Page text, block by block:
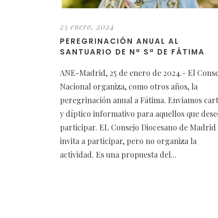
25 enero, 2024
PEREGRINACIÓN ANUAL AL
SANTUARIO DE Nª Sª DE FÁTIMA
ANE-Madrid, 25 de enero de 2024.- El
Nacional organiza, como otros años, la
peregrinación anual a Fátima. Enviamos
y díptico informativo para aquellos que
participar. EL Consejo Diocesano de Madrid
invita a participar, pero no organiza la
actividad. Es una propuesta del...